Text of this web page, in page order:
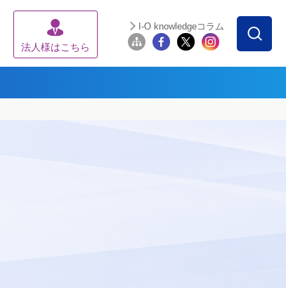
法人様はこちら
I-O knowledgeコラム